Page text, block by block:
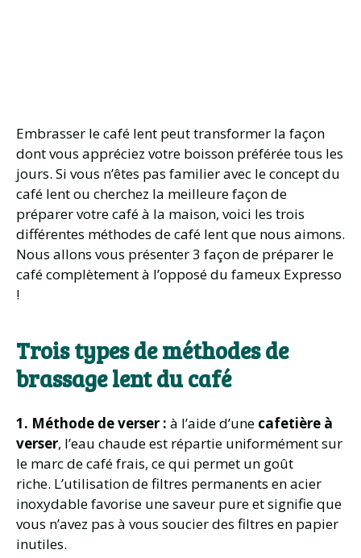
Embrasser le café lent peut transformer la façon
dont vous appréciez votre boisson préférée tous les
jours. Si vous n’êtes pas familier avec le concept du
café lent ou cherchez la meilleure façon de
préparer votre café à la maison, voici les trois
différentes méthodes de café lent que nous aimons.
Nous allons vous présenter 3 façon de préparer le
café complètement à l’opposé du fameux Expresso
!
Trois types de méthodes de
brassage lent du café
1. Méthode de verser : à l’aide d’une cafetière à
verser, l’eau chaude est répartie uniformément sur
le marc de café frais, ce qui permet un goût
riche. L’utilisation de filtres permanents en acier
inoxydable favorise une saveur pure et signifie que
vous n’avez pas à vous soucier des filtres en papier
inutiles.